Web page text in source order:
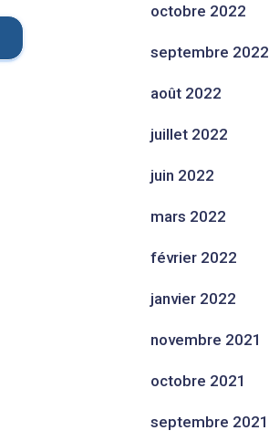
octobre 2022
septembre 2022
août 2022
juillet 2022
juin 2022
mars 2022
février 2022
janvier 2022
novembre 2021
octobre 2021
septembre 2021